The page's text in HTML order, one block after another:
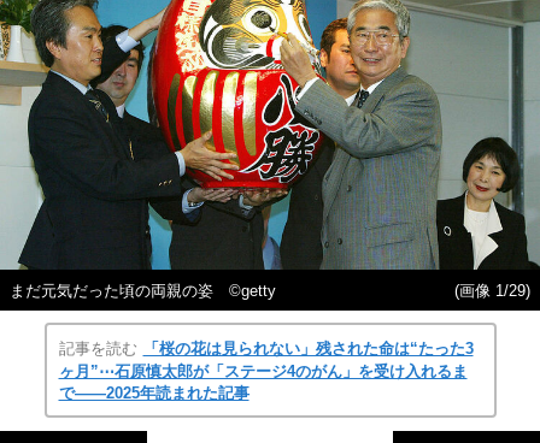
まだ元気だった頃の両親の姿 ©getty (画像 1/29)
記事を読む
「桜の花は見られない」残された命は“たった3
ヶ月”⋯石原慎太郎が「ステージ4のがん」を受け入れるま
で――2025年読まれた記事